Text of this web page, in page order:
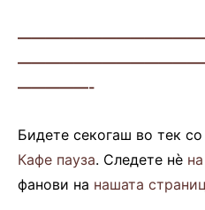
—————-
Бидете секогаш во тек
Кафе пауза. Следете нè
фанови на нашата